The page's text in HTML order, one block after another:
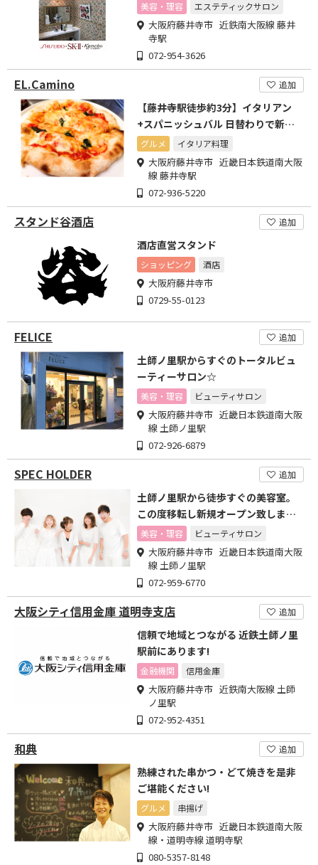
美容・理容 エステティックサロン
大阪府藤井寺市 近鉄南大阪線 藤井
寺駅
072-954-3626
EL.Camino 追加
【藤井寺駅徒歩約3分】イタリアン
+スパニッシュバル 日替わりで新鮮
な食材を楽しめます
グルメ イタリア料理
大阪府藤井寺市 近畿日本鉄道南大阪
線 藤井寺駅
072-936-5220
スタンド谷酒店 追加
酒店直営スタンド
ショッピング 酒店
大阪府藤井寺市
0729-55-0123
FELICE 追加
土師ノ里駅からすぐのトータルビュ
ーティーサロン☆
美容・理容 ビューティサロン
大阪府藤井寺市 近畿日本鉄道南大阪
線 土師ノ里駅
072-926-6879
SPEC HOLDER 追加
土師ノ里駅から徒歩すぐの美容室。
この度移転し新規オープン致しまし
た!
美容・理容 ビューティサロン
大阪府藤井寺市 近畿日本鉄道南大阪
線 土師ノ里駅
072-959-6770
大阪シティ信用金庫 道明寺支店 追加
信頼で地域とつながる 近鉄土師ノ里
駅前にあります!
金融機関 信用金庫
大阪府藤井寺市 近鉄南大阪線 土師
ノ里駅
072-952-4351
和典 追加
熟練された串かつ・どて焼きを是非
ご堪能ください!
グルメ 串揚げ
大阪府藤井寺市 近畿日本鉄道南大阪
線・道明寺線 道明寺駅
080-5357-8148